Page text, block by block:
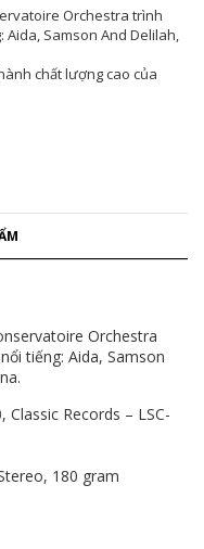
Orchestra trình
Aida, Samson And Delilah,
chất lượng cao của
Orchestra
tiếng: Aida, Samson
Classic Records – LSC-
180 gram